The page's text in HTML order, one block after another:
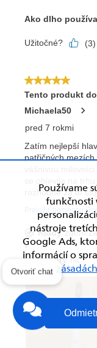
Používame
funkčnosti
nástroje
Google Ads,
informácií o